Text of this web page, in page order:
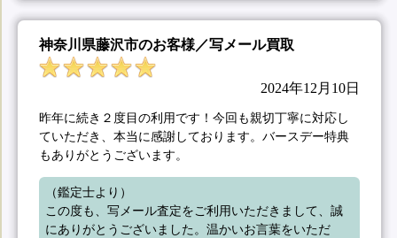
神奈川県藤沢市のお客様／写メール買取
2024年12月10日
昨年に続き２度目の利用です！今回も親切丁寧に対応し
ていただき、本当に感謝しております。バースデー特典
もありがとうございます。
（鑑定士より）
この度も、写メール査定をご利用いただきまして、誠
にありがとうございました。温かいお言葉をいただ